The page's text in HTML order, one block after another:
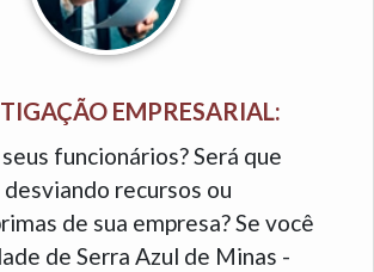
EMPRESARIAL:
funcionários? Será que
recursos ou
de sua empresa? Se você
de Serra Azul de Minas -